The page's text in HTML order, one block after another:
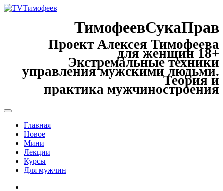
ТимофеевСукаПрав
Проект Алексея Тимофеева
для женщин 18+
Экстремальные техники
управления мужскими людьми.
Теория и
практика мужчиностроения
Главная
Новое
Мини
Лекции
Курсы
Для мужчин